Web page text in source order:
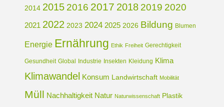
2014 2015 2016 2017 2018 2019 2020
2021 2022 2023 2024 2025 2026 Bildung Blumen
Energie Ernährung Ethik Freiheit Gerechtigkeit
Gesundheit Global Industrie Insekten Kleidung Klima
Klimawandel Konsum Landwirtschaft Mobilität
Müll Nachhaltigkeit Natur Naturwissenschaft Plastik